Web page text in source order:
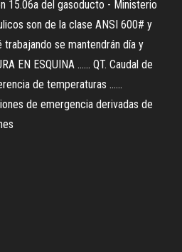
15.06a del gasoducto - Ministerio
son de la clase ANSI 600# y
trabajando se mantendrán día y
EN ESQUINA ...... QT. Caudal de
de temperaturas ......
de emergencia derivadas de